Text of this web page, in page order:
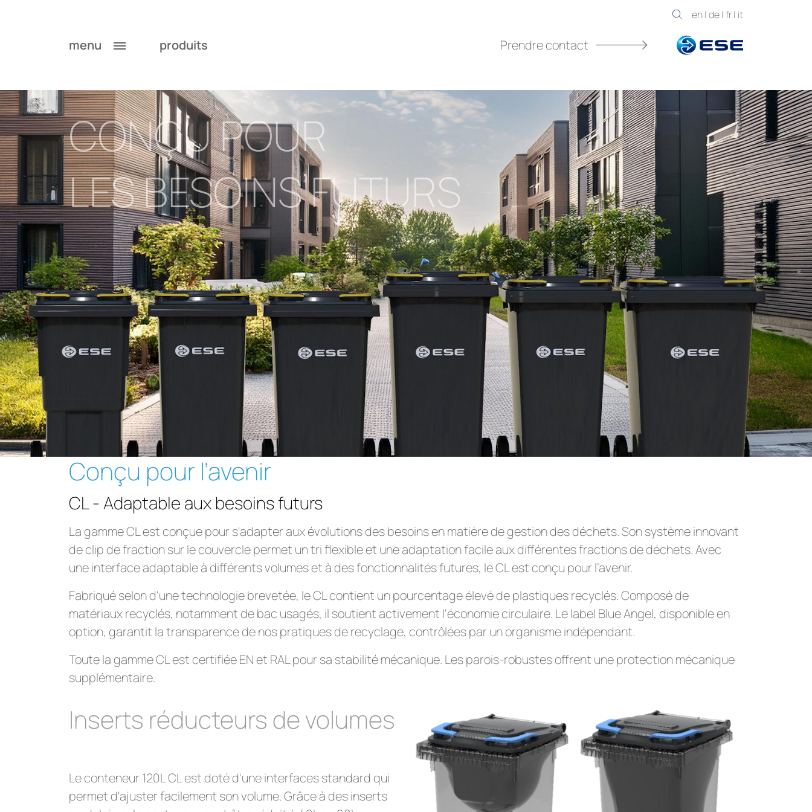
en| de| fr| it
menu produits Prendre contact
CONÇU POUR
LES BESOINS FUTURS
Conçu pour l’avenir
CL - Adaptable aux besoins futurs
La gamme CL est conçue pour s'adapter aux évolutions des besoins en matière de gestion des déchets. Son système innovant
de clip de fraction sur le couvercle permet un tri flexible et une adaptation facile aux différentes fractions de déchets. Avec
une interface adaptable à différents volumes et à des fonctionnalités futures, le CL est conçu pour l’avenir.
Fabriqué selon d'une technologie brevetée, le CL contient un pourcentage élevé de plastiques recyclés. Composé de
matériaux recyclés, notamment de bac usagés, il soutient activement l'économie circulaire. Le label Blue Angel, disponible en
option, garantit la transparence de nos pratiques de recyclage, contrôlées par un organisme indépendant.
Toute la gamme CL est certifiée EN et RAL pour sa stabilité mécanique. Les parois-robustes offrent une protection mécanique
supplémentaire.
Inserts réducteurs de volumes
Le conteneur 120L CL est doté d'une interfaces standard qui
permet d'ajuster facilement son volume. Grâce à des inserts